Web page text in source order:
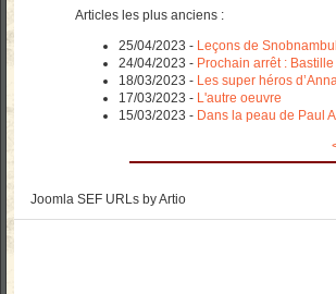
Articles les plus anciens :
25/04/2023 - Leçons de
24/04/2023 - Prochain arrêt : Bastille
18/03/2023 - Les super héros
17/03/2023 - L'autre oeuvre
15/03/2023 - Dans la peau de Paul
Joomla SEF URLs by Artio